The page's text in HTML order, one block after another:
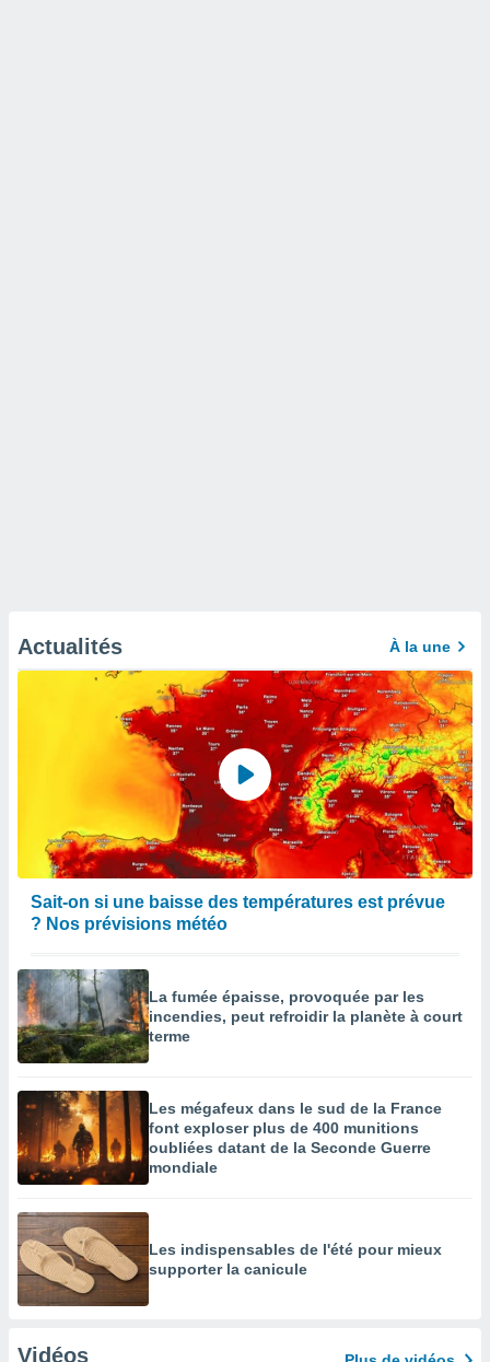
Actualités À la une
Sait-on si une baisse des températures est prévue
? Nos prévisions météo
La fumée épaisse, provoquée par les
incendies, peut refroidir la planète à court
terme
Les mégafeux dans le sud de la France
font exploser plus de 400 munitions
oubliées datant de la Seconde Guerre
mondiale
Les indispensables de l'été pour mieux
supporter la canicule
Vidéos